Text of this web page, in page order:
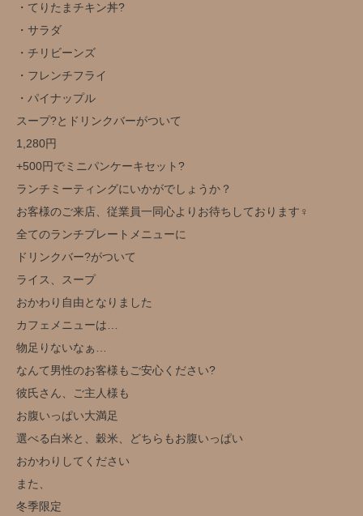
・てりたまチキン丼?
・サラダ
・チリビーンズ
・フレンチフライ
・パイナップル
スープ?とドリンクバー️がついて
1,280円️
+500円でミニパンケーキセット?
ランチミーティングにいかがでしょうか？
お客様のご来店、従業員一同心よりお待ちしております‍♀️
全てのランチプレートメニューに
ドリンクバー?がついて
ライス、スープ
おかわり自由となりました
カフェメニューは…
物足りないなぁ…
なんて男性のお客様もご安心ください?
彼氏さん、ご主人様も
お腹いっぱい大満足
選べる白米と、穀米、どちらもお腹いっぱい
おかわりしてください
また、
冬季限定️